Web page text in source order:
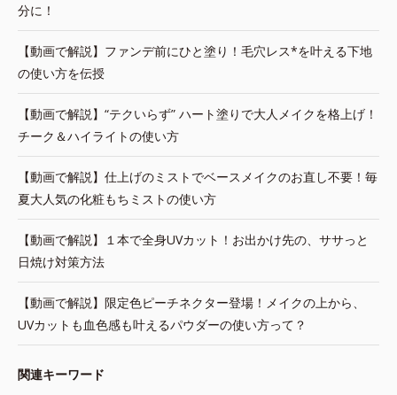
分に！
【動画で解説】ファンデ前にひと塗り！毛穴レス*を叶える下地
の使い方を伝授
【動画で解説】“テクいらず” ハート塗りで大人メイクを格上げ！
チーク＆ハイライトの使い方
【動画で解説】仕上げのミストでベースメイクのお直し不要！毎
夏大人気の化粧もちミストの使い方
【動画で解説】１本で全身UVカット！お出かけ先の、ササっと
日焼け対策方法
【動画で解説】限定色ピーチネクター登場！メイクの上から、
UVカットも血色感も叶えるパウダーの使い方って？
関連キーワード